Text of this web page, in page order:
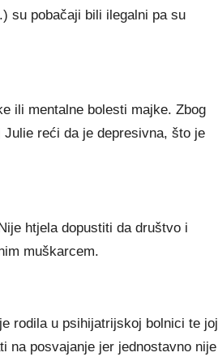
su pobačaji bili ilegalni pa su
ili mentalne bolesti majke. Zbog
reći da je depresivna, što je
htjela dopustiti da društvo i
muškarcem.
rodila u psihijatrijskoj bolnici te joj
na posvajanje jer jednostavno nije